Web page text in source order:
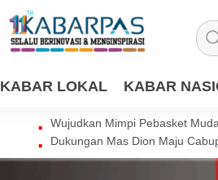
KABAR LOKAL KABAR
Wujudkan Mimpi Pebasket
Dukungan Mas Dion Maju